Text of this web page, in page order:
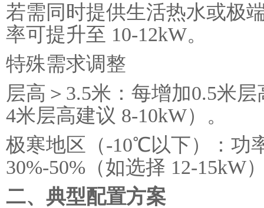
若需同时提供生活热水或极
率可提升至 10-12kW。
特殊需求调整
层高＞3.5米：每增加0.5米
4米层高建议 8-10kW）。
极寒地区（-10℃以下）：功
30%-50%（如选择 12-15kW
二、典型配置方案